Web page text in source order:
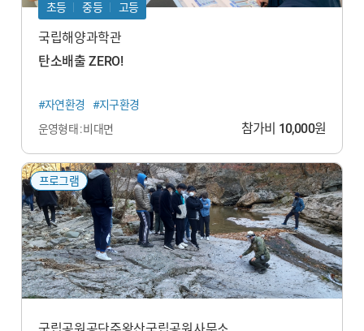
초등 중등 고등
국립해양과학관
탄소배출 ZERO!
#자연환경
#지구환경
운영형태 : 비대면
참가비 10,000원
프로그램